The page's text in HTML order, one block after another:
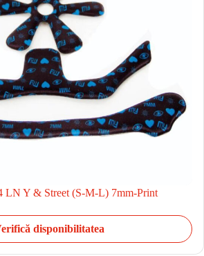
LN Y & Street (S-M-L) 7mm-Print
disponibilitatea